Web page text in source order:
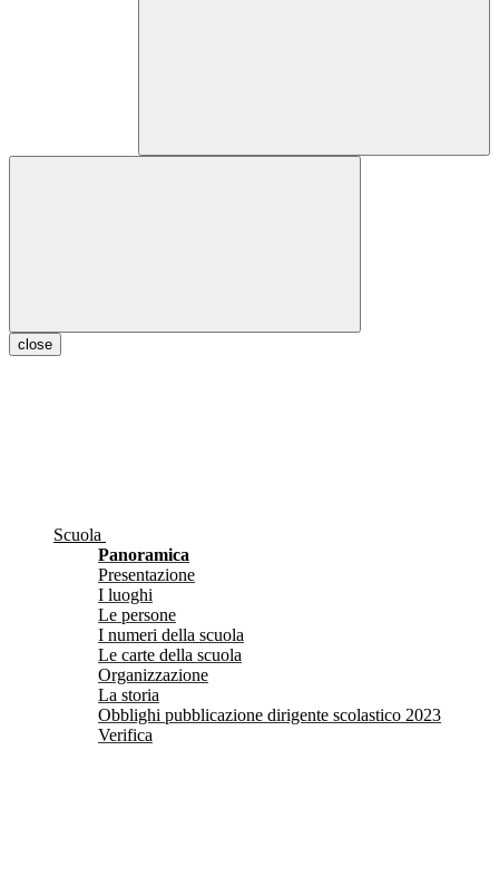
close
Scuola
Panoramica
Presentazione
I luoghi
Le persone
I numeri della scuola
Le carte della scuola
Organizzazione
La storia
Obblighi pubblicazione dirigente scolastico 2023
Verifica